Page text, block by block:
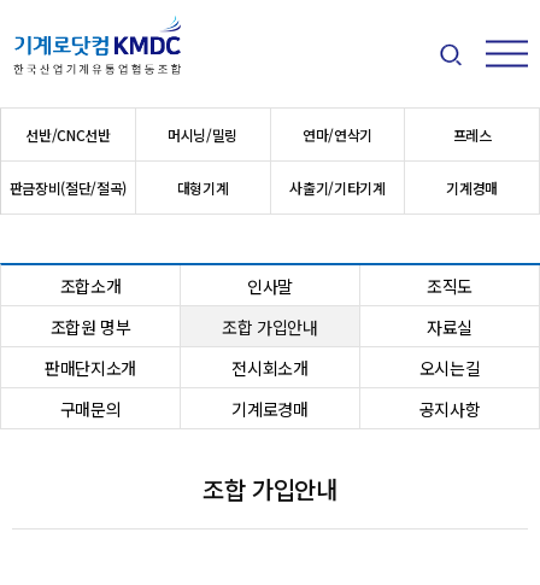
메뉴
검색
메인 메뉴
선반/CNC선반 머시닝/밀링 연마/연삭기 프레스
판금장비(절단/절곡) 대형기계 사출기/기타기계 기계경매
조합소개 인사말
조직도
조합원 명부
조합 가입안내
자료실
판매단지소개
전시회소개
오시는길
구매문의
기계로경매 공지사항
조합 가입안내